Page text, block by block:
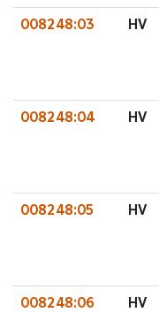
008248:03 HV
008248:04 HV
008248:05 HV
008248:06 HV